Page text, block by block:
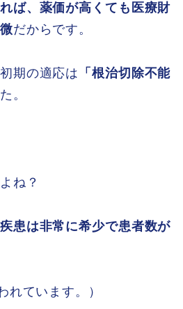
ば、薬価が高くても医療財
だからです。
期の適応は 「根治切除不能
。
ね？
患は非常に希少で患者数が
れています。）